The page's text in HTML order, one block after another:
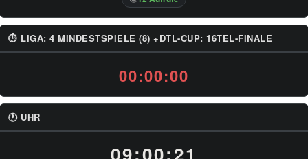
⏱ LIGA: 4 MINDESTSPIELE (8) +DTL-CUP: 16TEL-FINALE
00:00:00
🕐 UHR
09:00:21